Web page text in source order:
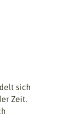
sich
Zeit.